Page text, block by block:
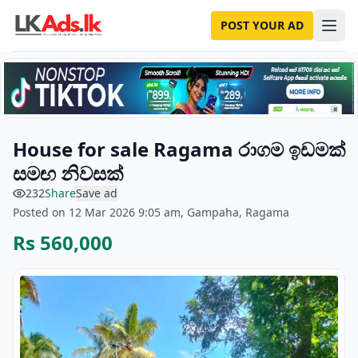
POST YOUR AD
House for sale Ragama රාගම ඉඩමක්
සමඟ නිවසක්
232ShareSave ad
Posted on 12 Mar 2026 9:05 am, Gampaha, Ragama
Rs 560,000